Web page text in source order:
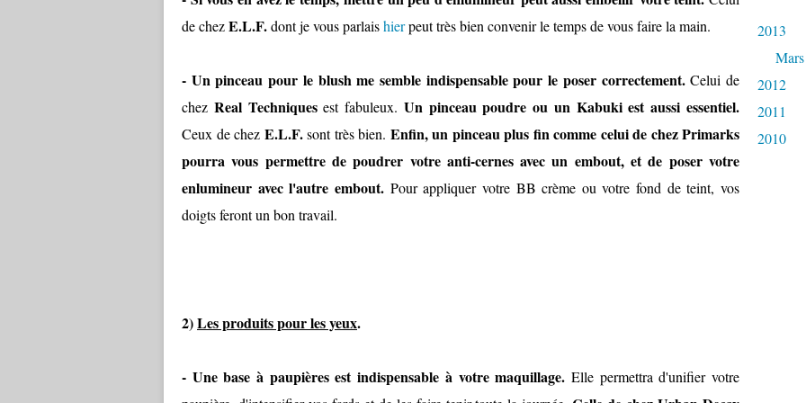
de chezE.L.F.dont je vous parlaishierpeut très bien convenir le temps de vous faire la main.
- Un pinceau pour le blush me semble indispensable pour le poser correctement.Celui de
chez Real Techniquesest fabuleux. Un pinceau poudre ou un Kabuki est aussi essentiel.
Ceux de chez E.L.F.sont très bien. Enfin, un pinceau plus fin comme celui de chez Primarks
pourra vous permettre de poudrer votre anti-cernes avec un embout, et de poser votre
enlumineur avec l'autre embout.Pour appliquer votre BB crème ou votre fond de teint, vos
doigts feront un bon travail.
2)Les produits pour les yeux.
- Une base à paupières est indispensable à votre maquillage. Elle permettra d'unifier votre
2013
Mars
2012
2011
2010